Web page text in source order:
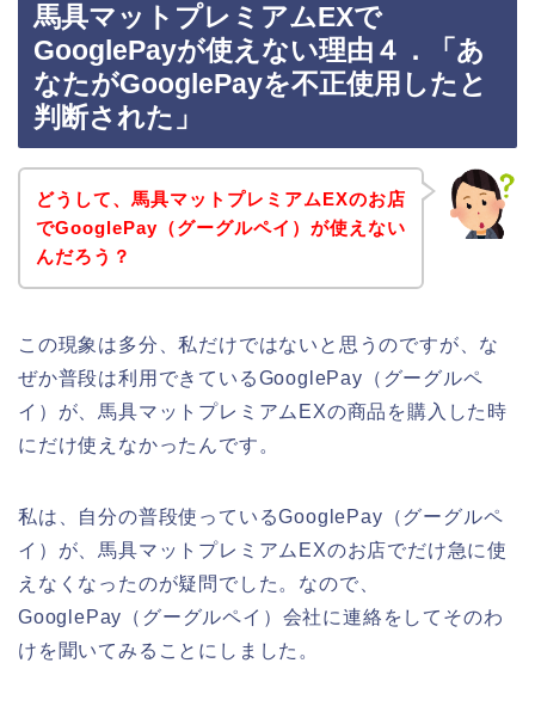
馬具マットプレミアムEXで
GooglePayが使えない理由４．「あ
なたがGooglePayを不正使用したと
判断された」
どうして、馬具マットプレミアムEXのお店
でGooglePay（グーグルペイ）が使えない
んだろう？
この現象は多分、私だけではないと思うのですが、な
ぜか普段は利用できているGooglePay（グーグルペ
イ）が、馬具マットプレミアムEXの商品を購入した時
にだけ使えなかったんです。
私は、自分の普段使っているGooglePay（グーグルペ
イ）が、馬具マットプレミアムEXのお店でだけ急に使
えなくなったのが疑問でした。なので、
GooglePay（グーグルペイ）会社に連絡をしてそのわ
けを聞いてみることにしました。